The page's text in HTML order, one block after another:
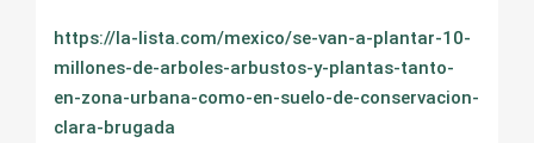
https://la-lista.com/mexico/se-van-a-plantar-10-
millones-de-arboles-arbustos-y-plantas-tanto-
en-zona-urbana-como-en-suelo-de-conservacion-
clara-brugada